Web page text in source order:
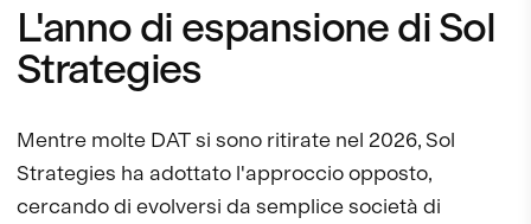
L'anno di espansione di Sol
Strategies
Mentre molte DAT si sono ritirate nel 2026, Sol
Strategies ha adottato l'approccio opposto,
cercando di evolversi da semplice società di